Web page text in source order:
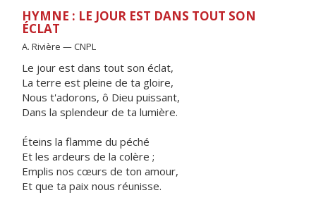
HYMNE : LE JOUR EST DANS TOUT SON
ÉCLAT
A. Rivière — CNPL
Le jour est dans tout son éclat,
La terre est pleine de ta gloire,
Nous t'adorons, ô Dieu puissant,
Dans la splendeur de ta lumière.
Éteins la flamme du péché
Et les ardeurs de la colère ;
Emplis nos cœurs de ton amour,
Et que ta paix nous réunisse.